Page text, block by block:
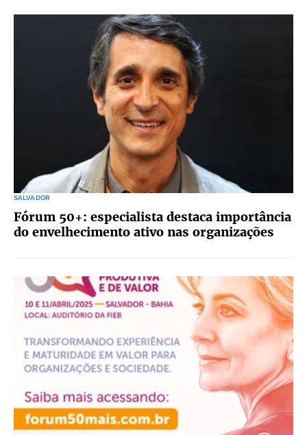
SALVADOR
Fórum 50+: especialista destaca importância
do envelhecimento ativo nas organizações